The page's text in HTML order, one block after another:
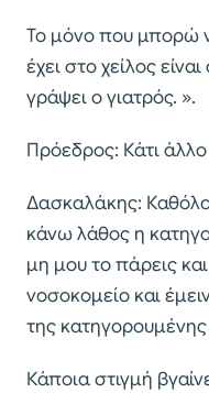
Το μόνο που μπορώ
έχει στο χείλος
γράψει ο γιατρός. ».
Πρόεδρος: Κάτι
Δασκαλάκης:
κάνω λάθος η
μη μου το πάρεις
νοσοκομείο και
της
Κάποια στιγμή